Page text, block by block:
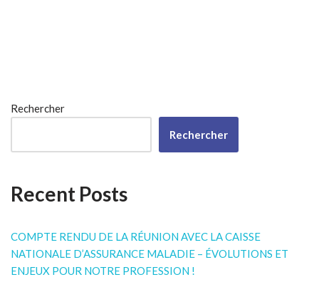
Rechercher
Rechercher
Recent Posts
COMPTE RENDU DE LA RÉUNION AVEC LA CAISSE
NATIONALE D’ASSURANCE MALADIE – ÉVOLUTIONS ET
ENJEUX POUR NOTRE PROFESSION !